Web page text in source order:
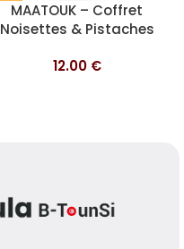
MAATOUK – Coffret
Noisettes & Pistaches
12.00 €